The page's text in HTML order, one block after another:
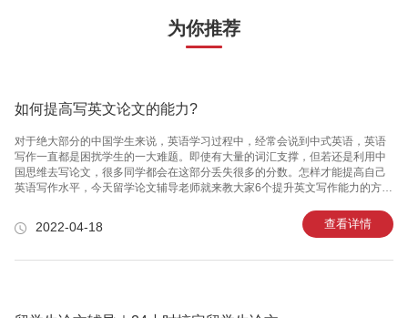
为你推荐
如何提高写英文论文的能力?
对于绝大部分的中国学生来说，英语学习过程中，经常会说到中式英语，英语
写作一直都是困扰学生的一大难题。即使有大量的词汇支撑，但若还是利用中
国思维去写论文，很多同学都会在这部分丢失很多的分数。怎样才能提高自己
英语写作水平，今天留学论文辅导老师就来教大家6个提升英文写作能力的方
英语新闻等，增加自己的阅读量，提升自己对英文的语感，这样会让我们在写
作时行云流水，有着源源不断的思路。 2. 学会模仿优秀范文 对于一些日常优秀
2022-04-18 查看详情